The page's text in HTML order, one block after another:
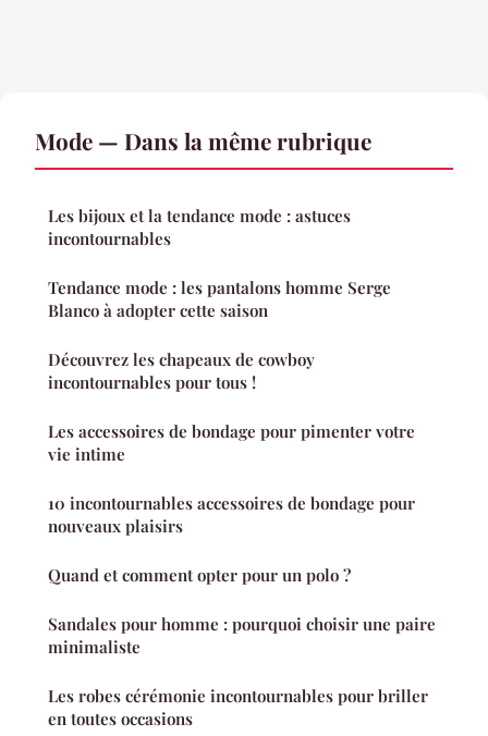
Mode — Dans la même rubrique
Les bijoux et la tendance mode : astuces
incontournables
Tendance mode : les pantalons homme Serge
Blanco à adopter cette saison
Découvrez les chapeaux de cowboy
incontournables pour tous !
Les accessoires de bondage pour pimenter votre
vie intime
10 incontournables accessoires de bondage pour
nouveaux plaisirs
Quand et comment opter pour un polo ?
Sandales pour homme : pourquoi choisir une paire
minimaliste
Les robes cérémonie incontournables pour briller
en toutes occasions